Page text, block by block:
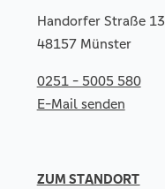
Handorfer Straße 13
48157 Münster
0251 - 5005 580
E-Mail senden
ZUM STANDORT